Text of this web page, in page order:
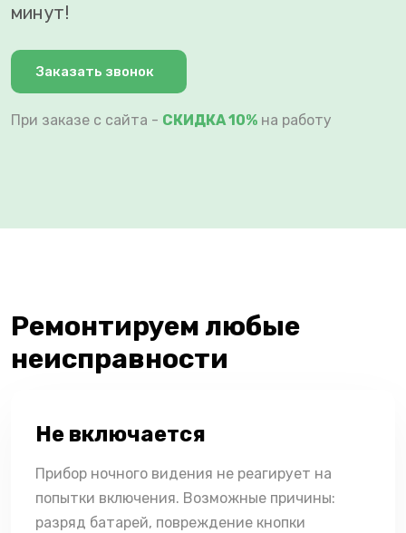
минут!
Заказать звонок
При заказе с сайта - СКИДКА 10% на работу
Ремонтируем любые
неисправности
Не включается
Прибор ночного видения не реагирует на
попытки включения. Возможные причины:
разряд батарей, повреждение кнопки